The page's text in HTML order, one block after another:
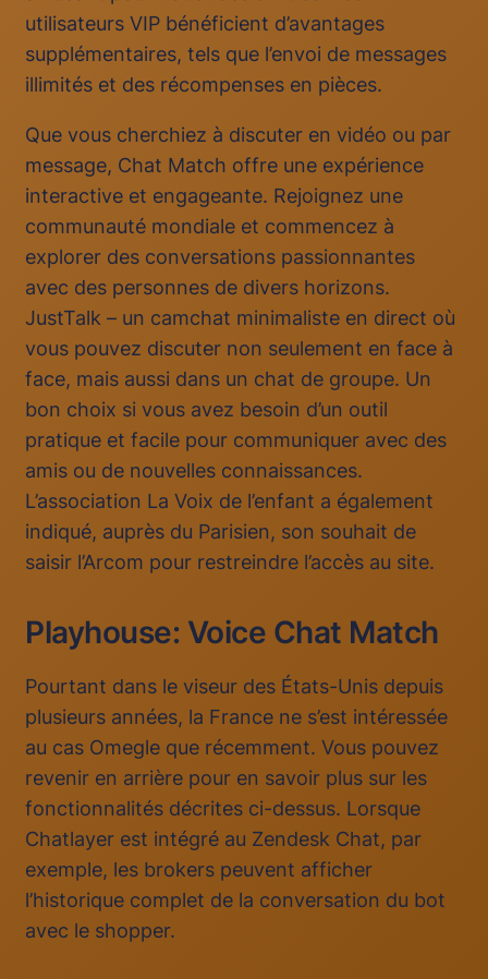
utilisateurs VIP bénéficient d’avantages
supplémentaires, tels que l’envoi de messages
illimités et des récompenses en pièces.
Que vous cherchiez à discuter en vidéo ou par
message, Chat Match offre une expérience
interactive et engageante. Rejoignez une
communauté mondiale et commencez à
explorer des conversations passionnantes
avec des personnes de divers horizons.
JustTalk – un camchat minimaliste en direct où
vous pouvez discuter non seulement en face à
face, mais aussi dans un chat de groupe. Un
bon choix si vous avez besoin d’un outil
pratique et facile pour communiquer avec des
amis ou de nouvelles connaissances.
L’association La Voix de l’enfant a également
indiqué, auprès du Parisien, son souhait de
saisir l’Arcom pour restreindre l’accès au site.
Playhouse: Voice Chat Match
Pourtant dans le viseur des États-Unis depuis
plusieurs années, la France ne s’est intéressée
au cas Omegle que récemment. Vous pouvez
revenir en arrière pour en savoir plus sur les
fonctionnalités décrites ci-dessus. Lorsque
Chatlayer est intégré au Zendesk Chat, par
exemple, les brokers peuvent afficher
l’historique complet de la conversation du bot
avec le shopper.